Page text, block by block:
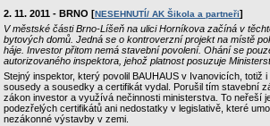
2. 11. 2011 - BRNO [NESEHNUTÍ/ AK Šikola a partneři]
V městské části Brno-Líšeň na ulici Horníkova začíná v
bytových domů. Jedná se o kontroverzní projekt na místě
háje. Investor přitom nemá stavební povolení. Ohání se
autorizovaného inspektora, jehož platnost posuzuje
Stejný inspektor, který povolil BAUHAUS v Ivanovicích, totiž
sousedy a sousedky a certifikát vydal. Porušil tím stavební
zákon investor a využívá nečinnosti ministerstva. To neřeší
podezřelých certifikátů ani nedostatky v legislativě, které
nezákonné výstavby v zemi.